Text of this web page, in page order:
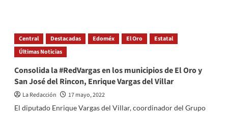
de
El
Oro
ha
declarado
damos
Central Destacadas Edoméx El Oro
Estatal
Últimas Noticias
Consolida la #RedVargas en los municipios de El Oro y
San José del Rincon, Enrique Vargas del Villar
La Redacción
17 mayo, 2022
El diputado Enrique Vargas del Villar, coordinador del Grupo